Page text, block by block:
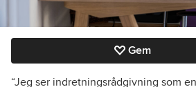
Gem
“Jeg ser indretningsrådgivning som